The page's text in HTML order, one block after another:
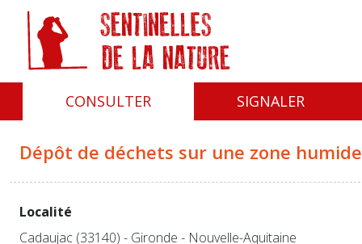
CONSULTER SIGNALER
Dépôt de déchets sur une zone humide
Localité
Cadaujac (33140) - Gironde - Nouvelle-Aquitaine
Panneau de gestion des cookies